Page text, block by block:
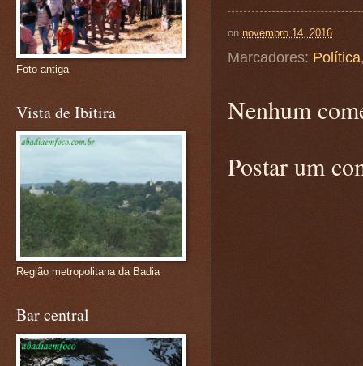
on novembro 14, 2016
Marcadores: Política
Nenhum
Postar um
Foto antiga
Vista de Ibitira
Região metropolitana da Badia
Bar central